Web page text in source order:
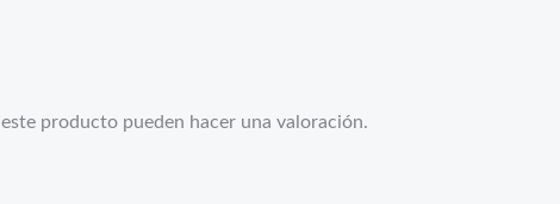
producto pueden hacer una valoración.